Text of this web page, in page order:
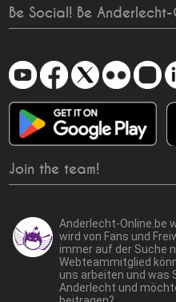
Be Social! Be Anderlecht-
Join the team!
Anderlecht-Online.be
wird von Fans und
immer auf der Suche
Webteammitglied
uns arbeiten und was
Anderlecht und